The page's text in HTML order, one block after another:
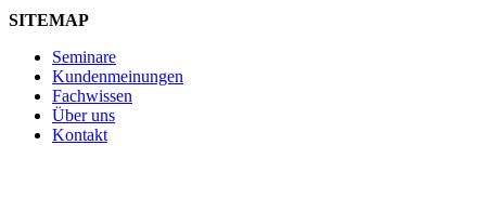
SITEMAP
Seminare
Kundenmeinungen
Fachwissen
Über uns
Kontakt